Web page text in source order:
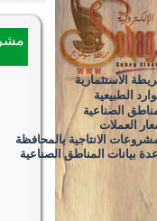
الاستثمارية
الطبيعية
الصناعية
العملات
الانتاجية بالمحافظة
بيانات المناطق الصناعية